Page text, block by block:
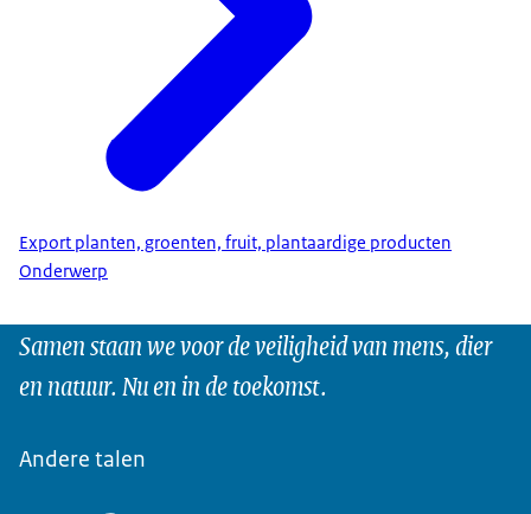
Export planten, groenten, fruit, plantaardige producten
Onderwerp
Samen staan we voor de veiligheid van mens, dier
en natuur. Nu en in de toekomst.
Andere talen